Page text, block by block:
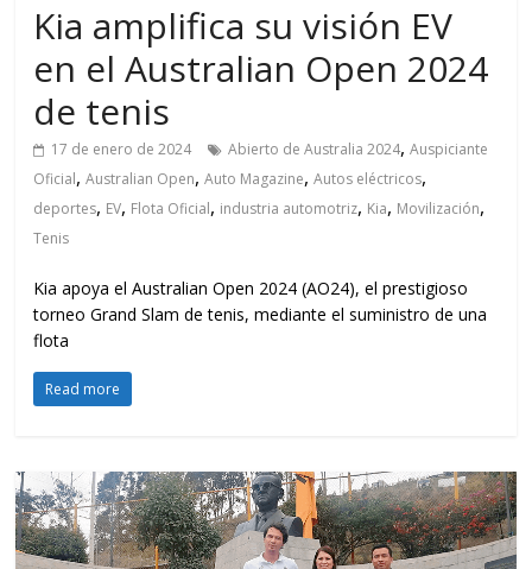
Kia amplifica su visión EV
en el Australian Open 2024
de tenis
17 de enero de 2024 Abierto de Australia 2024,Auspiciante
Oficial,Australian Open,Auto Magazine,Autos eléctricos,
deportes, EV, Flota Oficial, industria automotriz, Kia, Movilización,
Tenis
Kia apoya el Australian Open 2024 (AO24), el prestigioso
torneo Grand Slam de tenis, mediante el suministro de una
flota
Read more